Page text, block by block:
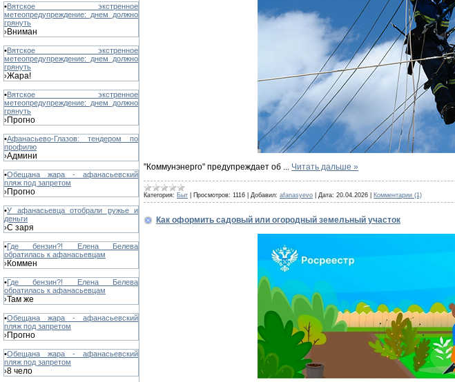
•Вятское экстренное
метеопредупреждение: днем должно
грянуть
›Вниман
•Вятское экстренное
метеопредупреждение: днем должно
грянуть
›Жара!
•Вятское экстренное
метеопредупреждение: днем должно
грянуть
›Прогно
•Афанасьево-Глазов: тендером по
профилю
›Админи
•Обещана жара - афанасьевский
пляж под запретом
›Прогно
•У афанасьевца отобрали ружье и
деньги
›С заря
•Где бензин?! Елена Белева
обратилась к афанасьевцам
›Коммен
•Где бензин?! Елена Белева
обратилась к афанасьевцам
›Там же
•Обещана жара - афанасьевский
пляж под запретом
›Прогно
•Обещана жара - афанасьевский
пляж под запретом
›8 чело
"Коммунэнерго" предупреждает об Читать дальше »
Категория: Быт Просмотров: 1116 Добавил: afanasyevo Дата: 20.04.2026 Комментарии (1)
Как оформить садовый или огородный земельный участок